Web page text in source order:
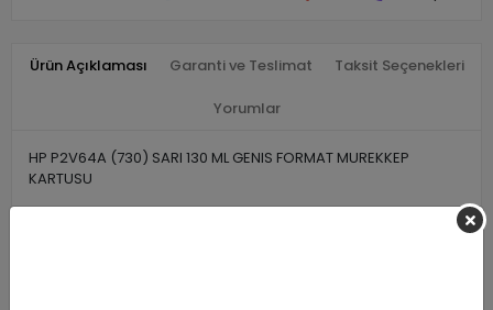
Ürün Açıklaması Garanti ve Teslimat Taksit Seçenekleri
Yorumlar
HP P2V64A (730) SARI 130 ML GENIS FORMAT MUREKKEP
KARTUSU